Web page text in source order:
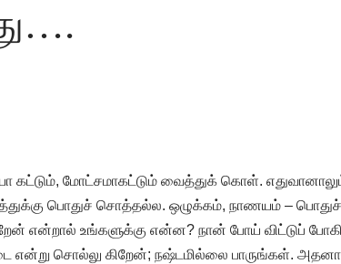
கட்டும், மோட்சமாகட்டும் வைத்துக் கொள்.
பொதுச் சொத்தல்ல. ஒழுக்கம், நாணயம் –
என்றால் உங்களுக்கு என்ன? நான் போய் விட்டுப்
சொல்லு கிறேன்; நஷ்டமில்லை பாருங்கள்.